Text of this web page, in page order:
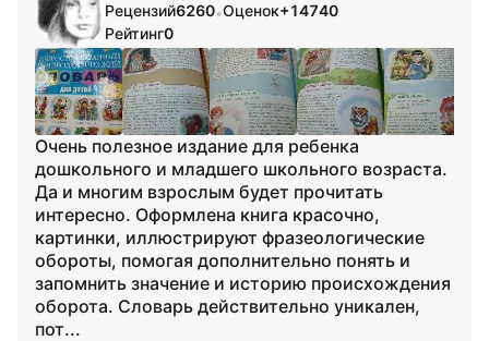
Рецензий6260•Оценок+14740
Рейтинг0
Очень полезное издание для ребенка
дошкольного и младшего школьного возраста.
Да и многим взрослым будет прочитать
интересно. Оформлена книга красочно,
картинки, иллюстрируют фразеологические
обороты, помогая дополнительно понять и
запомнить значение и историю происхождения
оборота. Словарь действительно уникален,
пот...